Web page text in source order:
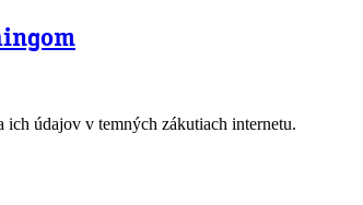
údajov v temných zákutiach internetu.